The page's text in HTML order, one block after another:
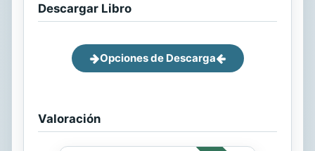
Descargar Libro
Opciones de Descarga
Valoración